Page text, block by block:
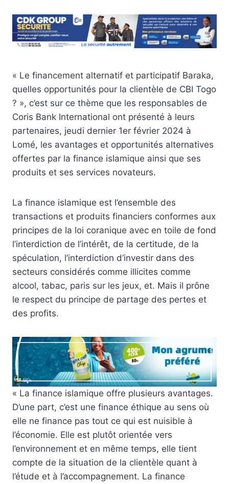
« Le financement alternatif et participatif Baraka,
quelles opportunités pour la clientèle de CBI Togo
? », c’est sur ce thème que les responsables de
Coris Bank International ont présenté à leurs
partenaires, jeudi dernier 1er février 2024 à
Lomé, les avantages et opportunités alternatives
offertes par la finance islamique ainsi que ses
produits et ses services novateurs.
La finance islamique est l’ensemble des
transactions et produits financiers conformes aux
principes de la loi coranique avec en toile de fond
l’interdiction de l’intérêt, de la certitude, de la
spéculation, l’interdiction d’investir dans des
secteurs considérés comme illicites comme
alcool, tabac, paris sur les jeux, et. Mais il prône
le respect du principe de partage des pertes et
des profits.
« La finance islamique offre plusieurs avantages.
D’une part, c’est une finance éthique au sens où
elle ne finance pas tout ce qui est nuisible à
l’économie. Elle est plutôt orientée vers
l’environnement et en même temps, elle tient
compte de la situation de la clientèle quant à
l’étude et à l’accompagnement. La finance